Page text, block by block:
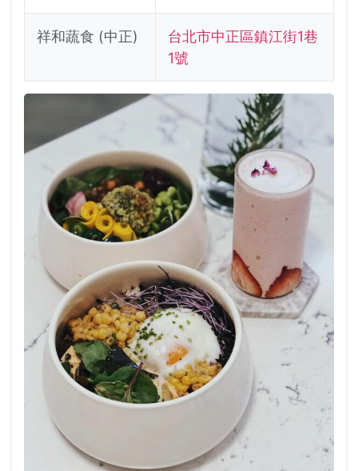
祥和蔬食 (中正)
台北市中正區鎮江街1巷
1號